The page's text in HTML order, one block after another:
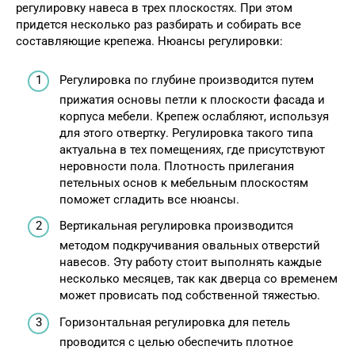
регулировку навеса в трех плоскостях. При этом
придется несколько раз разбирать и собирать все
составляющие крепежа. Нюансы регулировки:
Регулировка по глубине производится путем
прижатия основы петли к плоскости фасада и
корпуса мебели. Крепеж ослабляют, используя
для этого отвертку. Регулировка такого типа
актуальна в тех помещениях, где присутствуют
неровности пола. Плотность прилегания
петельных основ к мебельным плоскостям
поможет сгладить все нюансы.
Вертикальная регулировка производится
методом подкручивания овальных отверстий
навесов. Эту работу стоит выполнять каждые
несколько месяцев, так как дверца со временем
может провисать под собственной тяжестью.
Горизонтальная регулировка для петель
проводится с целью обеспечить плотное